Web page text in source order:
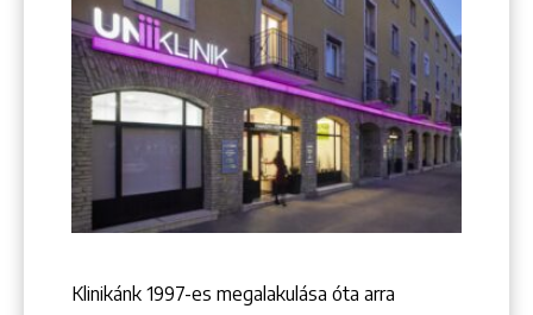
Klinikánk 1997-­es megalakulása óta arra